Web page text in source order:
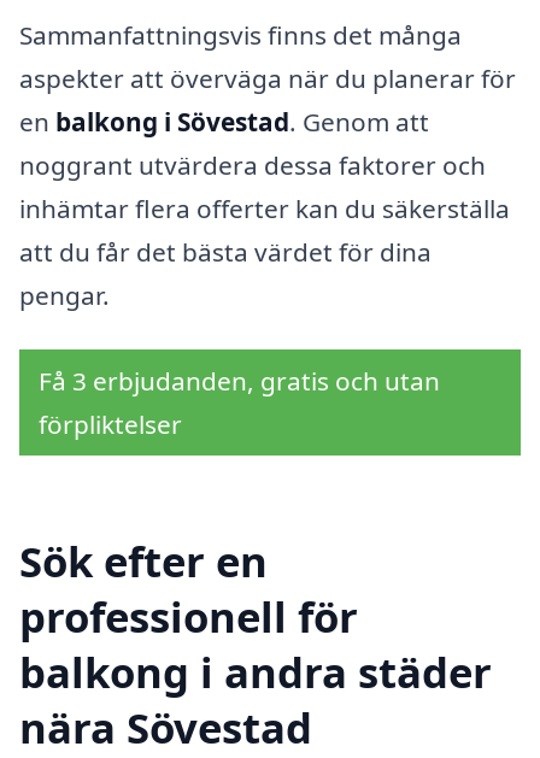
Sammanfattningsvis finns det många
aspekter att överväga när du planerar för
en balkong i Sövestad. Genom att
noggrant utvärdera dessa faktorer och
inhämtar flera offerter kan du säkerställa
att du får det bästa värdet för dina
pengar.
Få 3 erbjudanden, gratis och utan
förpliktelser
Sök efter en
professionell för
balkong i andra städer
nära Sövestad